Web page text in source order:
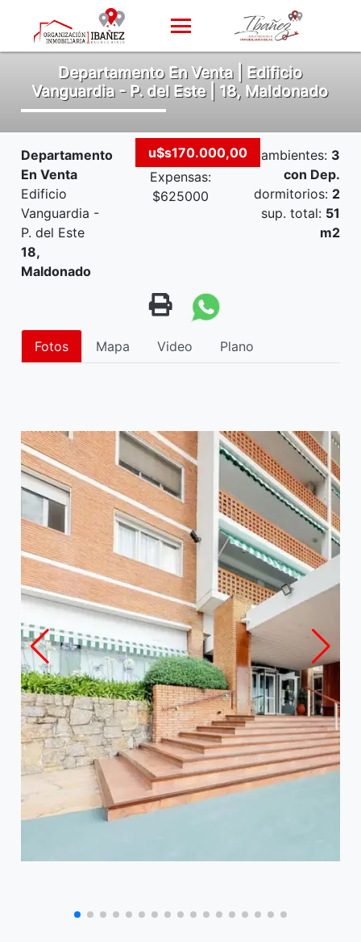
Departamento En Venta | Edificio
Vanguardia - P. del Este | 18, Maldonado
Departamento
En Venta
Edificio
Vanguardia -
P. del Este
18,
Maldonado
u$s170.000,00
Expensas:
$625000
ambientes: 3
con Dep.
dormitorios: 2
sup. total: 51
m2
Fotos Mapa Video Plano